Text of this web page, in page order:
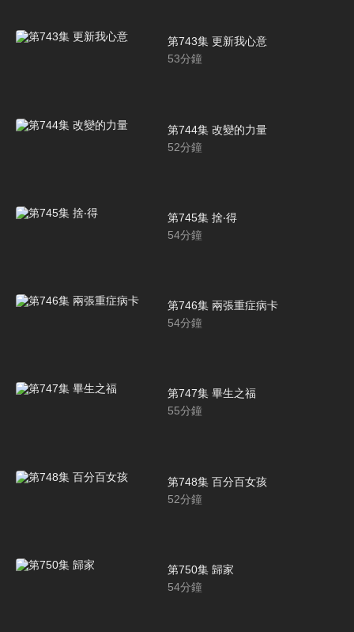
第743集 更新我心意
53分鐘
第744集 改變的力量
52分鐘
第745集 捨‧得
54分鐘
第746集 兩張重症病卡
54分鐘
第747集 畢生之福
55分鐘
第748集 百分百女孩
52分鐘
第750集 歸家
54分鐘